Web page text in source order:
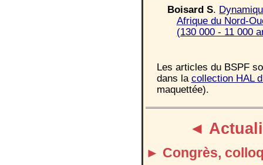
BoisardS.
Afrique du Nord-
(130 000 - 11 000
Les articles du BSPF
dans la collection HAL
maquettée).
◄
► Congrès,